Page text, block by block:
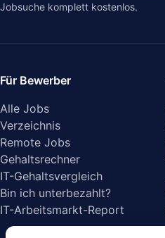
Jobsuche komplett kostenlos.
Für Bewerber
Alle Jobs
Verzeichnis
Remote Jobs
Gehaltsrechner
IT-Gehaltsvergleich
Bin ich unterbezahlt?
IT-Arbeitsmarkt-Report